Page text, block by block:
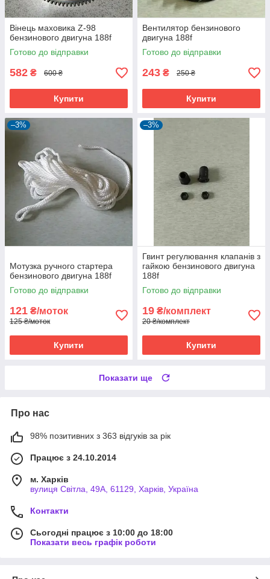
Вінець маховика Z-98
бензинового двигуна 188f
Готово до відправки
582 ₴ 600 ₴
Купити
Вентилятор бензинового
двигуна 188f
Готово до відправки
243 ₴ 250 ₴
Купити
–3%
Мотузка ручного стартера
бензинового двигуна 188f
Готово до відправки
121 ₴/моток
125 ₴/моток
Купити
–3%
Гвинт регулювання клапанів з
гайкою бензинового двигуна
188f
Готово до відправки
19 ₴/комплект
20 ₴/комплект
Купити
Показати ще
Про нас
98% позитивних з 363 відгуків за рік
Працює з 24.10.2014
м. Харків
вулиця Світла, 49А, 61129, Харків, Україна
Контакти
Сьогодні працює з 10:00 до 18:00
Показати весь графік роботи